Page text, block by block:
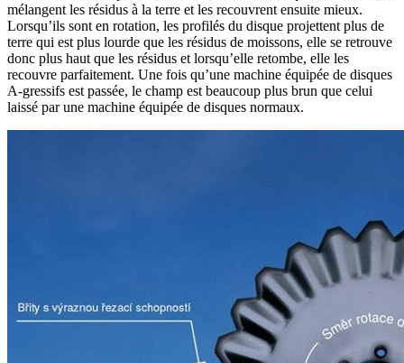
mélangent les résidus à la terre et les recouvrent ensuite mieux.
Lorsqu’ils sont en rotation, les profilés du disque projettent plus de
terre qui est plus lourde que les résidus de moissons, elle se retrouve
donc plus haut que les résidus et lorsqu’elle retombe, elle les
recouvre parfaitement. Une fois qu’une machine équipée de disques
A-gressifs est passée, le champ est beaucoup plus brun que celui
laissé par une machine équipée de disques normaux.